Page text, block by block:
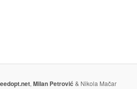
, Milan Petrović & Nikola Mačar